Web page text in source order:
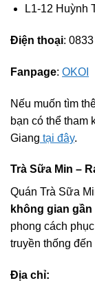
L1-12 Huỳnh
Điện thoại:
Fanpage: OKOI
Nếu muốn tìm
bạn có thể tham
Giang tại đây.
Trà Sữa Min –
Quán Trà Sữa
không gian gần
phong cách
truyền thống
Địa chỉ: